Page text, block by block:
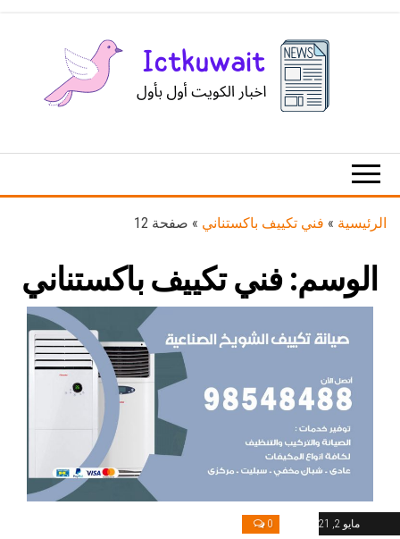
الكويت
الرئيسية » فني تكييف باكستناني » صفحة 12
الوسم: فني تكييف باكستناني
مايو 2, 2021 0